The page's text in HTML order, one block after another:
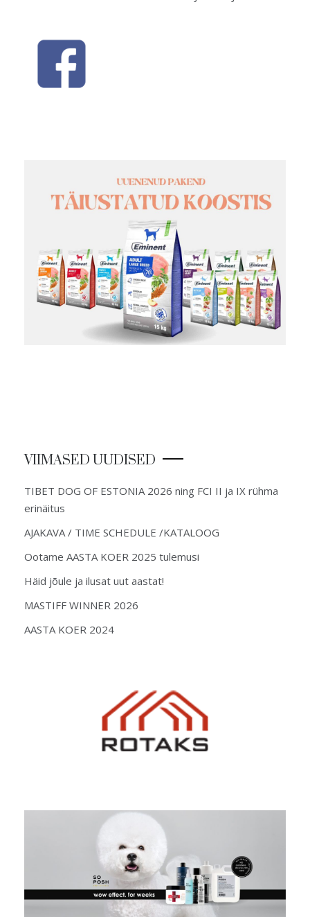
VIIMASED UUDISED
TIBET DOG OF ESTONIA 2026 ning FCI II ja IX rühma
erinäitus
AJAKAVA / TIME SCHEDULE /KATALOOG
Ootame AASTA KOER 2025 tulemusi
Häid jõule ja ilusat uut aastat!
MASTIFF WINNER 2026
AASTA KOER 2024